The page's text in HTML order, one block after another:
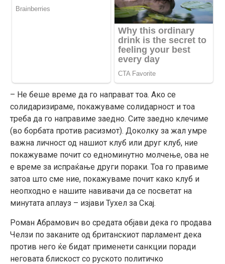
– Не беше време да го направат тоа. Ако се
солидаризираме, покажуваме солидарност и тоа
треба да го направиме заедно. Сите заедно клечиме
(во борбата против расизмот). Доколку за жал умре
важна личност од нашиот клуб или друг клуб, ние
покажуваме почит со едноминутно молчење, ова не
е време за испраќање други пораки. Тоа го правиме
затоа што сме ние, покажуваме почит како клуб и
неопходно е нашите навивачи да се посветат на
минутата аплауз – изјави Тухел за Скај.
Роман Абрамович во средата објави дека го продава
Челзи по заканите од британскиот парламент дека
против него ќе бидат применети санкции поради
неговата блискост со руското политичко